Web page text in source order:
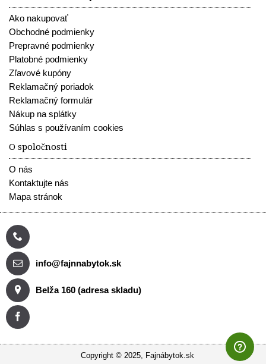
Ako nakupovať
Obchodné podmienky
Prepravné podmienky
Platobné podmienky
Zľavové kupóny
Reklamačný poriadok
Reklamačný formulár
Nákup na splátky
Súhlas s používaním cookies
O spoločnosti
O nás
Kontaktujte nás
Mapa stránok
info@fajnnabytok.sk
Belža 160 (adresa skladu)
Copyright © 2025, Fajnábytok.sk